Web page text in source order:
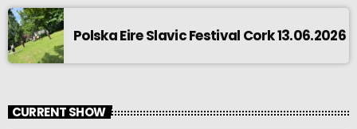
Polska Eire Slavic Festival Cork 13.06.2026
CURRENT SHOW